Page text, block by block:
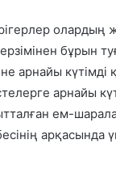
олардың
бұрын
арнайы күтімді
арнайы
ем-